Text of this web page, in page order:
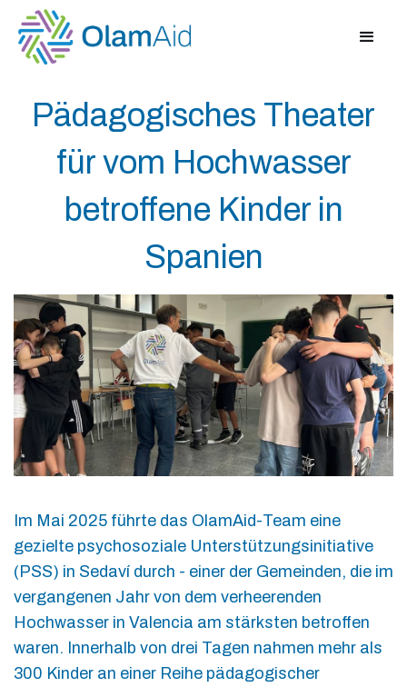
Pädagogisches Theater
für vom Hochwasser
betroffene Kinder in
Spanien
Im Mai 2025 führte das OlamAid-Team eine
gezielte psychosoziale Unterstützungsinitiative
(PSS) in Sedaví durch - einer der Gemeinden, die im
vergangenen Jahr von dem verheerenden
Hochwasser in Valencia am stärksten betroffen
waren. Innerhalb von drei Tagen nahmen mehr als
300 Kinder an einer Reihe pädagogischer